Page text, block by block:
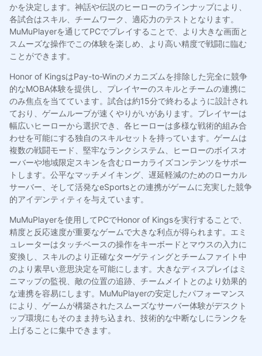
かを決定します。神話や伝説のヒーローのラインナップにより、
各試合はスキル、チームワーク、適応力のテストとなります。
MuMuPlayerを通じてPCでプレイすることで、より大きな画面と
スムーズな操作でこの体験を楽しめ、より高い精度で戦闘に臨む
ことができます。
Honor of KingsはPay-to-Winのメカニズムを排除した完全に競争
的なMOBA体験を提供し、プレイヤーのスキルとチームの連携に
のみ焦点を当てています。試合は約15分で終わるように設計され
ており、ゲームループが速くやりがいがあります。プレイヤーは
幅広いヒーローから選択でき、各ヒーローは多様な戦術的組み合
わせを可能にする独自のスキルセットを持っています。ゲームは
複数の戦闘モード、堅牢なランクシステム、ヒーローのボイスオ
ーバーや地域限定スキンを含むローカライズコンテンツをサポー
トします。公平なマッチメイキング、遅延軽減のためのローカル
サーバー、そして活発なeSportsとの連携がゲームに充実した競争
的アイデンティティを与えています。
MuMuPlayerを使用してPCでHonor of Kingsを実行することで、
精度と反応速度が重要なゲームで大きな利点が得られます。エミ
ュレーターはタッチベースの操作をキーボードとマウスの入力に
変換し、スキルのより正確なターゲティングとチームファイト中
のより素早い意思決定を可能にします。大きなディスプレイはミ
ニマップの監視、敵の位置の追跡、チームメイトとのより効果的
な連携を容易にします。MuMuPlayerの安定したパフォーマンス
により、ゲームが構築されたスムーズなサーバー体験がデスクト
ップ環境にもそのまま持ち込まれ、技術的な中断なしにランクを
上げることに集中できます。